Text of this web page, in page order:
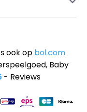
ook op bol.com
Baby
- Reviews